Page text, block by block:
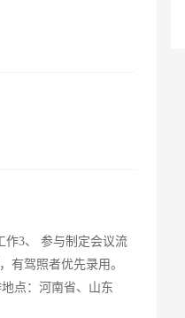
作3、 参与制定会议流
有驾照者优先录用。
点：河南省、山东